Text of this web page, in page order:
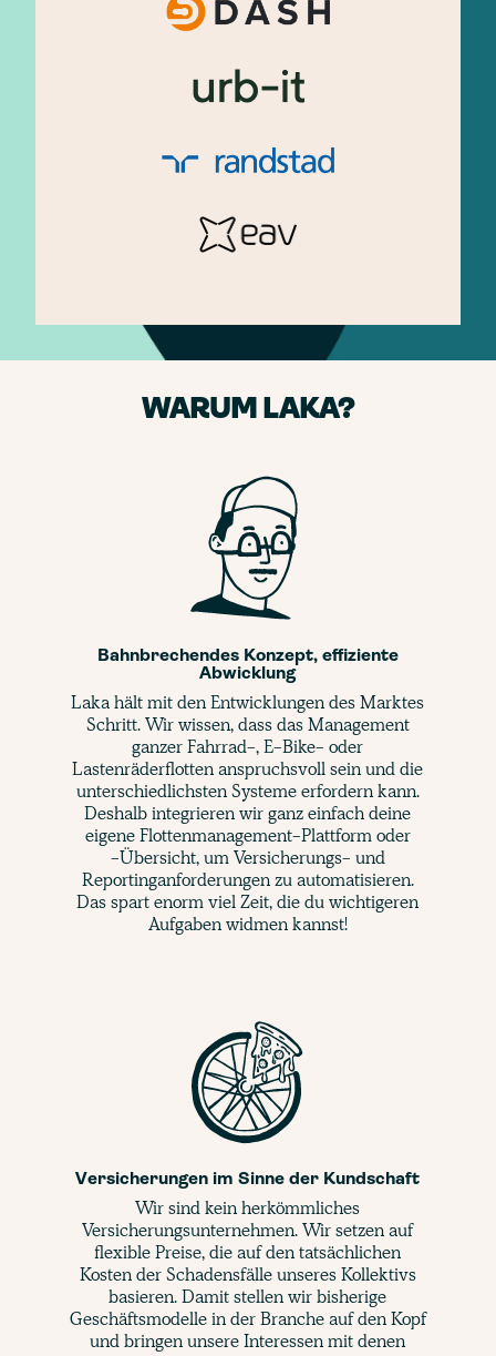
WARUM LAKA?
Bahnbrechendes Konzept, effiziente
Abwicklung
Laka hält mit den Entwicklungen des Marktes
Schritt. Wir wissen, dass das Management
ganzer Fahrrad-, E-Bike- oder
Lastenräderflotten anspruchsvoll sein und die
unterschiedlichsten Systeme erfordern kann.
Deshalb integrieren wir ganz einfach deine
eigene Flottenmanagement-Plattform oder
-Übersicht, um Versicherungs- und
Reportinganforderungen zu automatisieren.
Das spart enorm viel Zeit, die du wichtigeren
Aufgaben widmen kannst!
Versicherungen im Sinne der Kundschaft
Wir sind kein herkömmliches
Versicherungsunternehmen. Wir setzen auf
flexible Preise, die auf den tatsächlichen
Kosten der Schadensfälle unseres Kollektivs
basieren. Damit stellen wir bisherige
Geschäftsmodelle in der Branche auf den Kopf
und bringen unsere Interessen mit denen